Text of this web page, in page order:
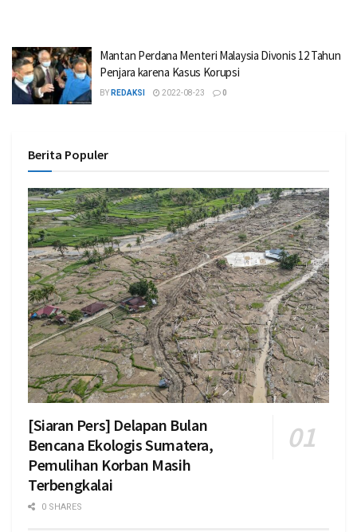
Mantan Perdana Menteri Malaysia Divonis 12 Tahun
Penjara karena Kasus Korupsi
BY REDAKSI 2022-08-23 0
Berita Populer
[Siaran Pers] Delapan Bulan
Bencana Ekologis Sumatera,
Pemulihan Korban Masih
Terbengkalai
0 SHARES